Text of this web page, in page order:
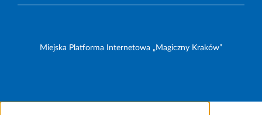
Miejska Platforma Internetowa „Magiczny Kraków”